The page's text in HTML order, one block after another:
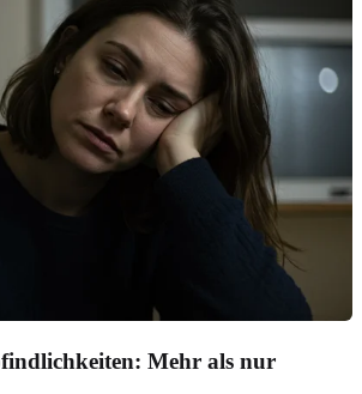
Mehr als nur